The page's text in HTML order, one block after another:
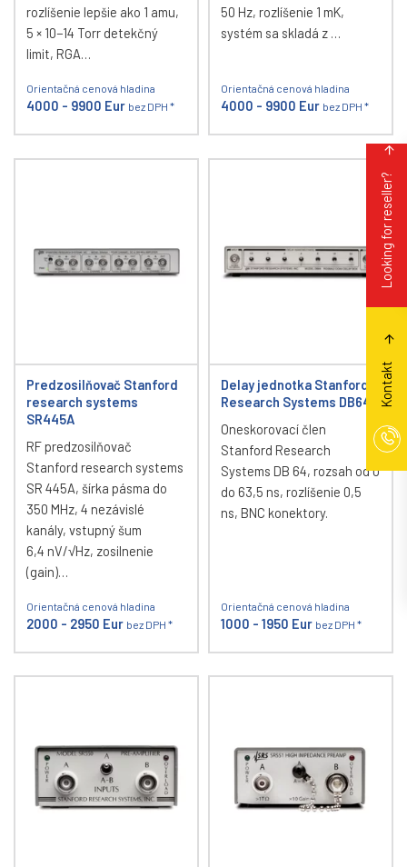
rozlíšenie lepšie ako 1 amu,
5 × 10−14 Torr detekčný
limit, RGA…
Orientačná cenová hladina
4000 - 9900 Eur bez DPH *
50 Hz, rozlíšenie 1 mK,
systém sa skladá z …
Orientačná cenová hladina
4000 - 9900 Eur bez DPH *
Predzosilňovač Stanford
research systems
SR445A
RF predzosilňovač
Stanford research systems
SR 445A, šírka pásma do
350 MHz, 4 nezávislé
kanály, vstupný šum
6,4 nV/√Hz, zosilnenie
(gain)…
Orientačná cenová hladina
2000 - 2950 Eur bez DPH *
Delay jednotka Stanford
Research Systems DB64
Oneskorovací člen
Stanford Research
Systems DB 64, rozsah od 0
do 63,5 ns, rozlíšenie 0,5
ns, BNC konektory.
Orientačná cenová hladina
1000 - 1950 Eur bez DPH *
Kontakt
Looking for reseller?